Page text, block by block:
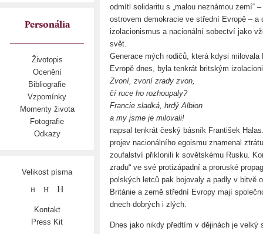
Personália
Životopis
Ocenění
Bibliografie
Vzpomínky
Momenty života
Fotografie
Odkazy
Velikost písma
H H H
Kontakt
Press Kit
odmítl solidaritu s „malou neznámou zemí“
ostrovem demokracie ve střední Evropě –
izolacionismus a nacionální sobectví jako
svět.
Generace mých rodičů, která kdysi
Evropě dnes, byla tenkrát britským
Zvoní, zvoní zrady zvon,
čí ruce ho rozhoupaly?
Francie sladká, hrdý Albion
a my jsme je milovali!
napsal tenkrát český básník František
projev nacionálního egoismu znamenal
zoufalství přiklonili k sovětskému Rusku.
zradu“ ve své protizápadní a proruské
polských letců pak bojovaly a padly v bitvě
Británie a země střední Evropy mají
dnech dobrých i zlých.
Dnes jako nikdy předtím v dějinách je